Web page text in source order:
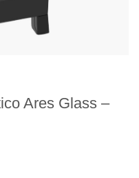
Ares Glass –